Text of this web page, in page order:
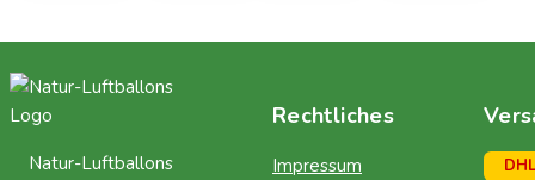
Natur-Luftballons
Rechtliches
Impressum
DHL